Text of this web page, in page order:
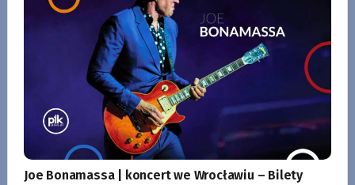
Joe Bonamassa | koncert we Wrocławiu – Bilety